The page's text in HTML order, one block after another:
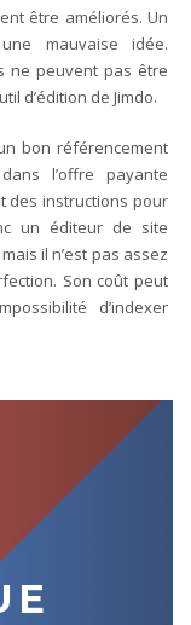
être améliorés. Un
mauvaise idée.
ne peuvent pas être
d’édition de Jimdo.
bon référencement
l’offre payante
des instructions pour
un éditeur de site
il n’est pas assez
Son coût peut
d’indexer